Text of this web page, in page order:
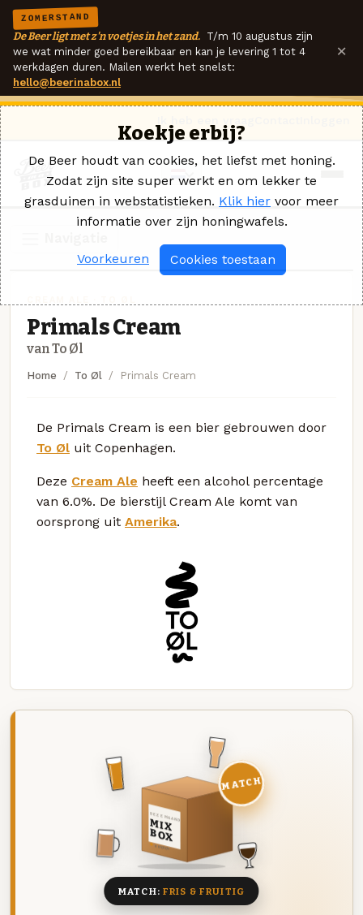
ZOMERSTAND
De Beer ligt met z'n voetjes in het zand. T/m 10 augustus zijn
we wat minder goed bereikbaar en kan je levering 1 tot 4
werkdagen duren. Mailen werkt het snelst:
hello@beerinabox.nl
×
Primals Cream
van To Øl
Home To Øl Primals Cream
De Primals Cream is een bier gebrouwen door
To Øl uit Copenhagen.
Deze Cream Ale heeft een alcohol percentage
van 6.0%. De bierstijl Cream Ale komt van
oorsprong uit Amerika.
DEZE MAAND
MIX
BOX
8 BIEREN
MATCH
MATCH: FRIS & FRUITIG
Koekje erbij?
De Beer houdt van cookies, het liefst met honing.
Zodat zijn site super werkt en om lekker te
grasduinen in webstatistieken. Klik hier voor meer
informatie over zijn honingwafels.
Voorkeuren Cookies toestaan